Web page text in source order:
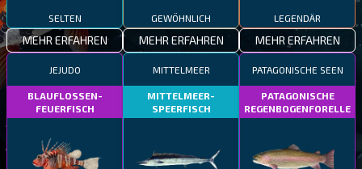
SELTEN
MEHR ERFAHREN
GEWÖHNLICH
MEHR ERFAHREN
LEGENDÄR
MEHR ERFAHREN
JEJUDO
BLAUFLOSSEN-
FEUERFISCH
MITTELMEER
MITTELMEER-
SPEERFISCH
PATAGONISCHE SEEN
PATAGONISCHE
REGENBOGENFORELLE